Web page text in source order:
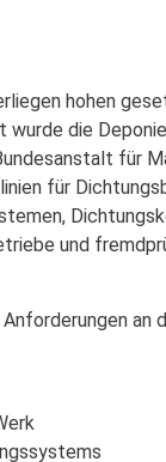
hohen
die
für
für
und